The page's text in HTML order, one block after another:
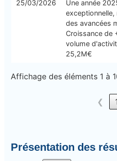
25/03/2026
Une année
exceptionnelle,
des avancées
Croissance de
volume
25,2M€
Affichage des éléments 1 à
❮
Présentation des